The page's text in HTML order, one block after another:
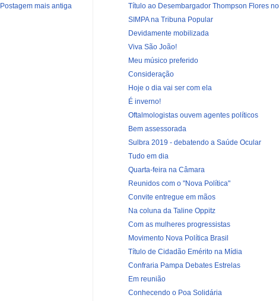
Postagem mais antiga
Título ao Desembargador Thompson Flores
SIMPA na Tribuna Popular
Devidamente mobilizada
Viva São João!
Meu músico preferido
Consideração
Hoje o dia vai ser com ela
É inverno!
Oftalmologistas ouvem agentes políticos
Bem assessorada
Sulbra 2019 - debatendo a Saúde Ocular
Tudo em dia
Quarta-feira na Câmara
Reunidos com o "Nova Política"
Convite entregue em mãos
Na coluna da Taline Oppitz
Com as mulheres progressistas
Movimento Nova Política Brasil
Título de Cidadão Emérito na Mídia
Confraria Pampa Debates Estrelas
Em reunião
Conhecendo o Poa Solidária